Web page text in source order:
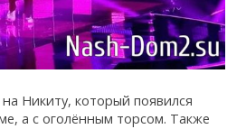
Никиту, который появился
а с оголённым торсом. Также